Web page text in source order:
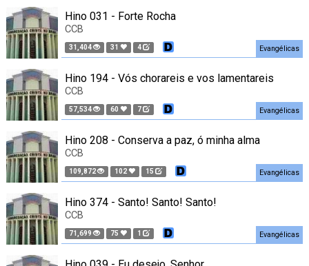
Hino 031 - Forte Rocha
CCB
31,404 31 4 Evangélicas
Hino 194 - Vós chorareis e vos lamentareis
CCB
57,534 60 7 Evangélicas
Hino 208 - Conserva a paz, ó minha alma
CCB
109,872 102 15 Evangélicas
Hino 374 - Santo! Santo! Santo!
CCB
71,699 75 1 Evangélicas